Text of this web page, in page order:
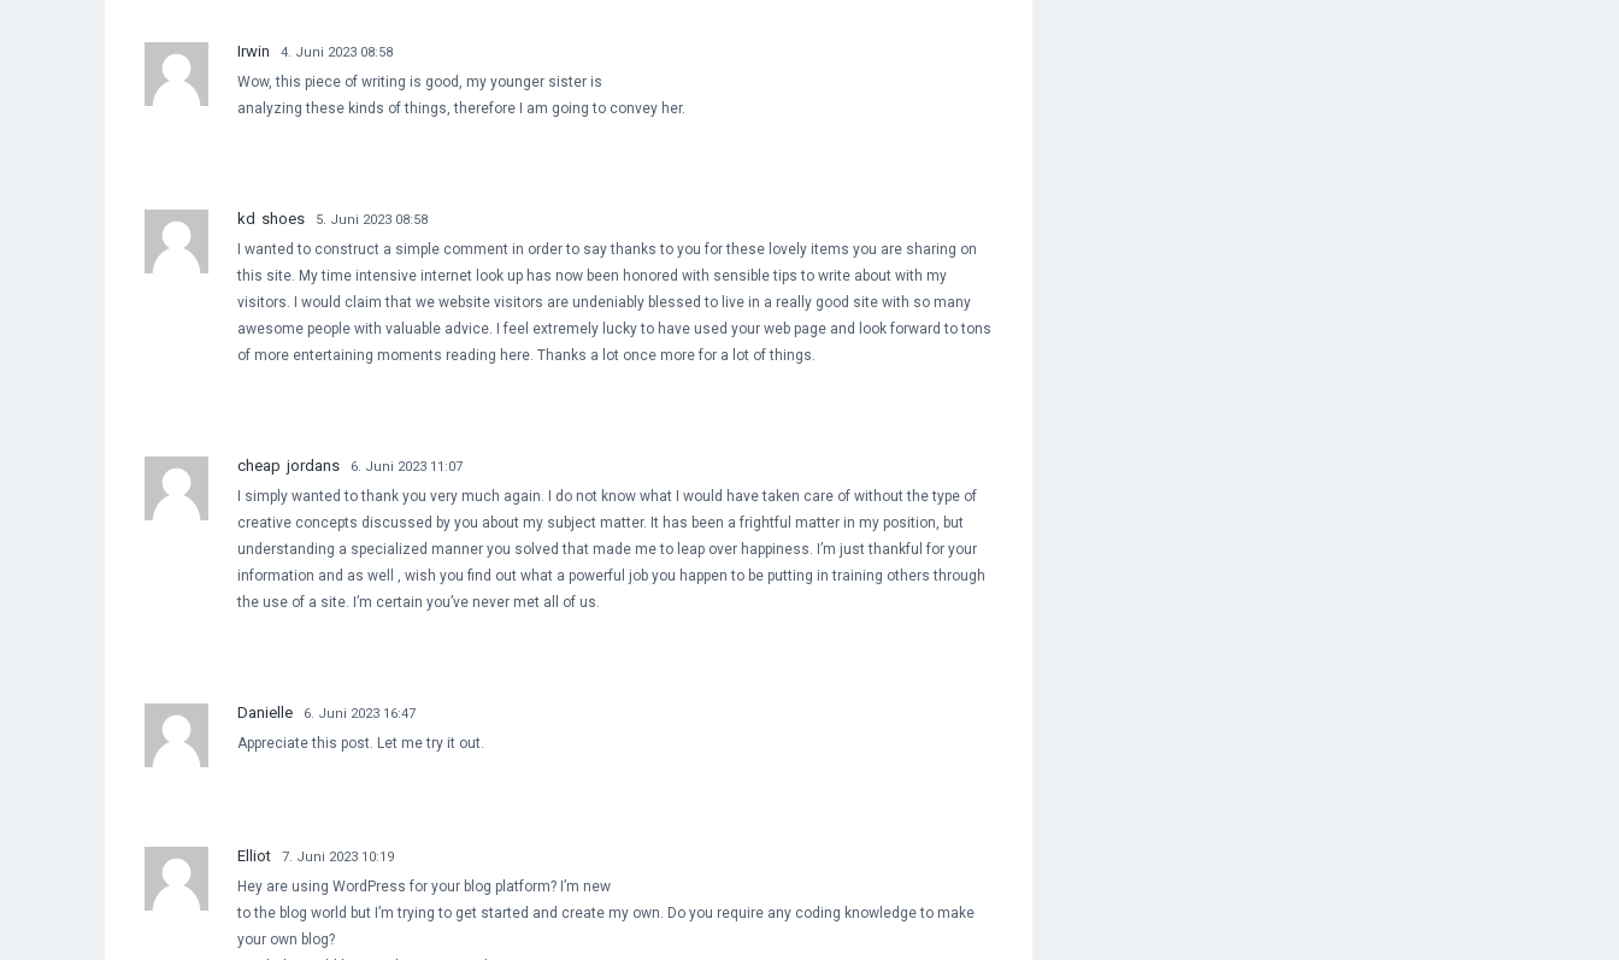
Irwin 4. Juni 2023 08:58
Wow, this piece of writing is good, my younger sister is
analyzing these kinds of things, therefore I am going to convey her.
kd shoes 5. Juni 2023 08:58
I wanted to construct a simple comment in order to say thanks to you for these lovely items you are sharing on
this site. My time intensive internet look up has now been honored with sensible tips to write about with my
visitors. I would claim that we website visitors are undeniably blessed to live in a really good site with so many
awesome people with valuable advice. I feel extremely lucky to have used your web page and look forward to tons
of more entertaining moments reading here. Thanks a lot once more for a lot of things.
cheap jordans 6. Juni 2023 11:07
I simply wanted to thank you very much again. I do not know what I would have taken care of without the type of
creative concepts discussed by you about my subject matter. It has been a frightful matter in my position, but
understanding a specialized manner you solved that made me to leap over happiness. I’m just thankful for your
information and as well , wish you find out what a powerful job you happen to be putting in training others through
the use of a site. I’m certain you’ve never met all of us.
Danielle 6. Juni 2023 16:47
Appreciate this post. Let me try it out.
Elliot 7. Juni 2023 10:19
Hey are using WordPress for your blog platform? I’m new
to the blog world but I’m trying to get started and create my own. Do you require any coding knowledge to make
your own blog?